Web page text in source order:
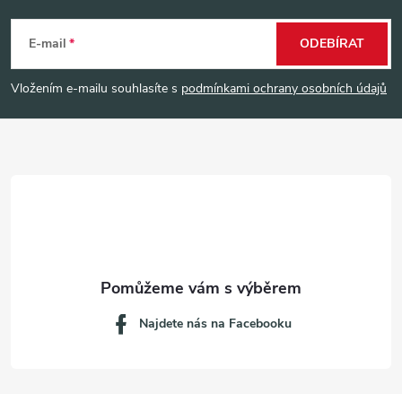
p
E-mail
Vložením e-mailu souhlasíte s podmínkami ochrany osobních údajů
ODEBÍRAT
Najdete nás na Facebooku